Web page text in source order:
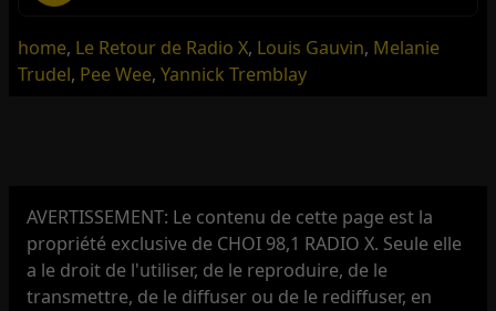
home, Le Retour de Radio X, Louis Gauvin, Melanie
Trudel, Pee Wee,Yannick Tremblay
AVERTISSEMENT: Le contenu de cette page est la
propriété exclusive de CHOI 98,1 RADIO X. Seule elle
a le droit de l'utiliser, de le reproduire, de le
transmettre, de le diffuser ou de le rediffuser, en